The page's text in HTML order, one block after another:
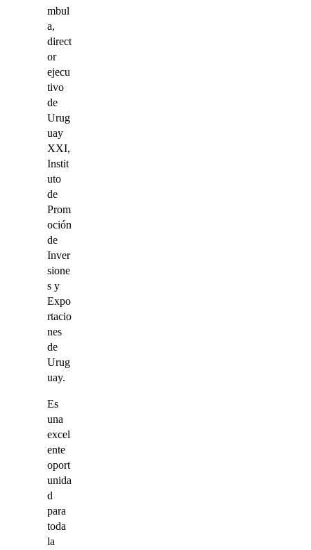
mbul
a,
direct
or
ejecu
tivo
de
Urug
uay
XXI,
Instit
uto
de
Prom
oción
de
Inver
sione
s y
Expo
rtacio
nes
de
Urug
uay.
Es
una
excel
ente
oport
unida
d
para
toda
la